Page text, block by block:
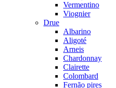
Vermentino
Viognier
Drue
Albarino
Aligoté
Arneis
Chardonnay
Clairette
Colombard
Fernão pires